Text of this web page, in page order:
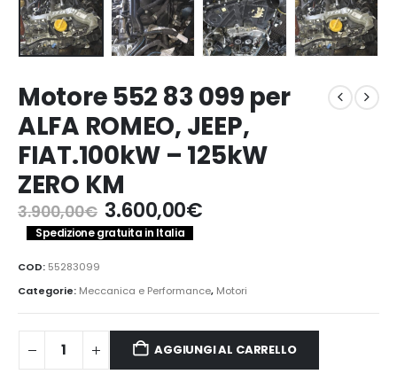
Motore 552 83 099 per
ALFA ROMEO, JEEP,
FIAT.100kW – 125kW
ZERO KM
3.900,00€ Il
prezzo
originale
3.900,00€.
3.600,00€Il
3.600,00€.
Spedizione gratuita in Italia
COD: 55283099
Categorie: Meccanica e Performance, Motori
AGGIUNGI AL CARRELLO